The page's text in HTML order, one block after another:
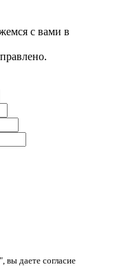
с вами в
вы даете согласие